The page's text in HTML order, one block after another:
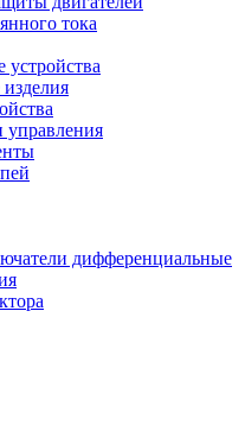
тока
управления
дифференциальные